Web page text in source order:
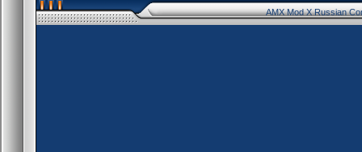
AMX Mod X Russian